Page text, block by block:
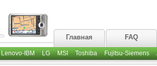
Главная FAQ
Lenovo-IBM LG MSI Toshiba Fujitsu-Siemens